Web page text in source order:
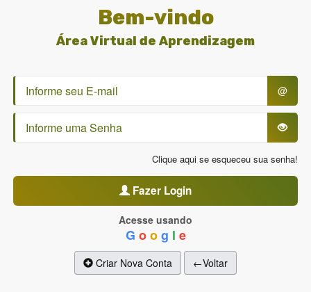
Bem-vindo
Área Virtual de Aprendizagem
@
Clique aqui se esqueceu sua senha!
Fazer Login
Acesse usando
G o o g l e
Criar Nova Conta ←Voltar